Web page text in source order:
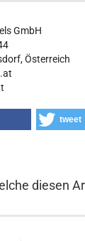
GmbH
Österreich
tweet
diesen